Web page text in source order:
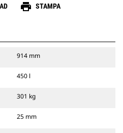
print STAMPA
914 mm
450 l
301 kg
25 mm